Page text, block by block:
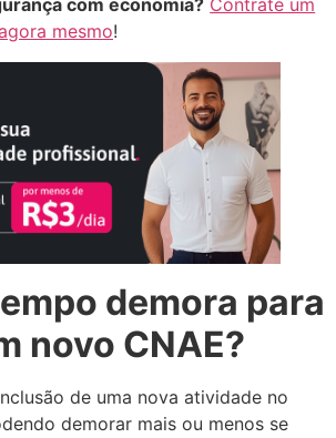
com economia? Contrate um
mesmo!
demora para
novo CNAE?
de uma nova atividade no
demorar mais ou menos se